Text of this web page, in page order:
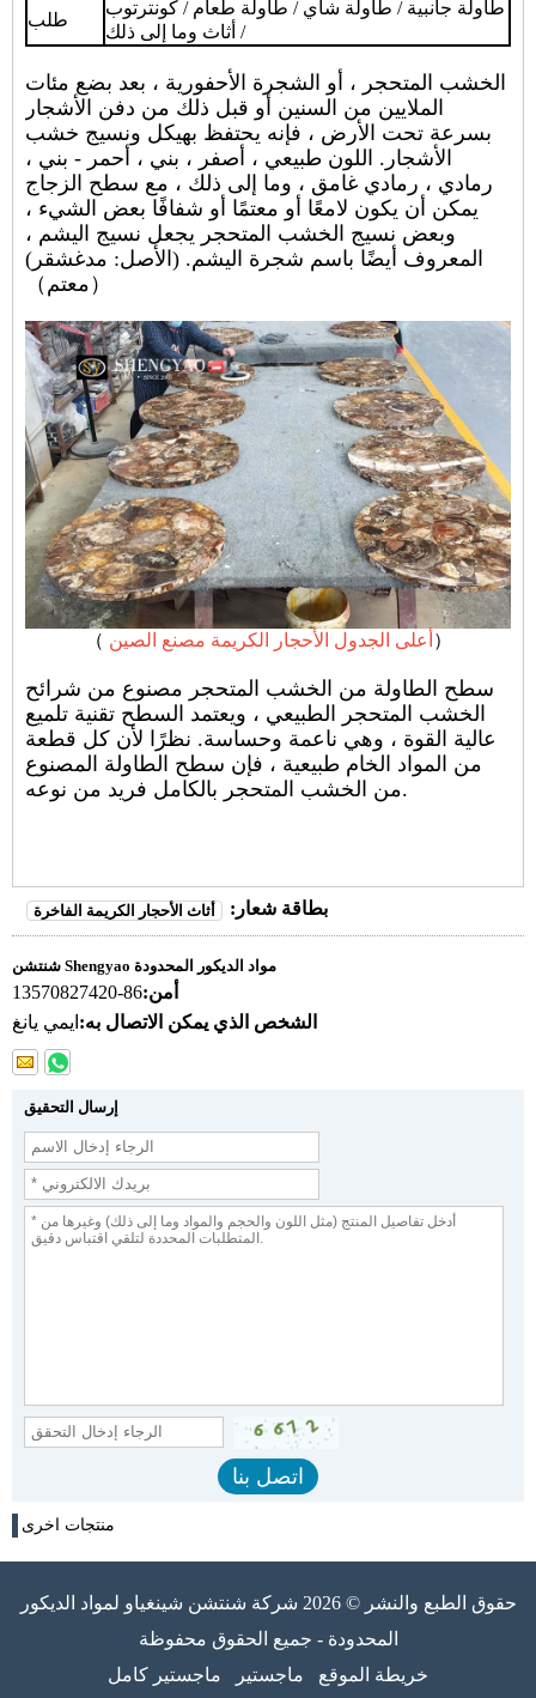
طلب
طاولة جانبية / طاولة شاي / طاولة طعام / كونترتوب
/ أثاث وما إلى ذلك
الخشب المتحجر ، أو الشجرة الأحفورية ، بعد بضع مئات
الملايين من السنين أو قبل ذلك من دفن الأشجار
بسرعة تحت الأرض ، فإنه يحتفظ بهيكل ونسيج خشب
الأشجار. اللون طبيعي ، أصفر ، بني ، أحمر - بني ،
رمادي ، رمادي غامق ، وما إلى ذلك ، مع سطح الزجاج
يمكن أن يكون لامعًا أو معتمًا أو شفافًا بعض الشيء ،
وبعض نسيج الخشب المتحجر يجعل نسيج اليشم ،
المعروف أيضًا باسم شجرة اليشم. (الأصل: مدغشقر)
（معتم）
（ أعلى الجدول الأحجار الكريمة مصنع الصين ）
سطح الطاولة من الخشب المتحجر مصنوع من شرائح
الخشب المتحجر الطبيعي ، ويعتمد السطح تقنية تلميع
عالية القوة ، وهي ناعمة وحساسة. نظرًا لأن كل قطعة
من المواد الخام طبيعية ، فإن سطح الطاولة المصنوع
من الخشب المتحجر بالكامل فريد من نوعه.
بطاقة شعار: أثاث الأحجار الكريمة الفاخرة
شنتشن Shengyao مواد الديكور المحدودة
أمن:86-13570827420
الشخص الذي يمكن الاتصال به: ايمي يانغ
إرسال التحقيق
منتجات اخرى
حقوق الطبع والنشر © 2026 شركة شنتشن شينغياو لمواد الديكور
المحدودة - جميع الحقوق محفوظة
خريطة الموقع
ماجستير ماجستير كامل